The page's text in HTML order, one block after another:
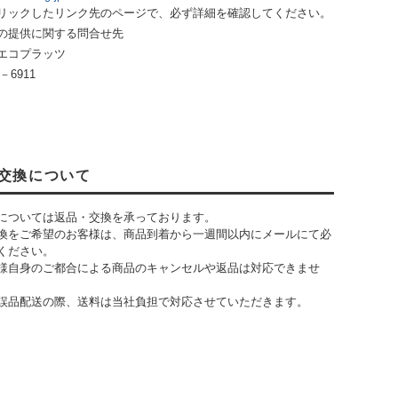
ックしたリンク先のページで、必ず詳細を確認してください。
提供に関する問合せ先
コプラッツ
6911
換について
ついては返品・交換を承っております。
をご希望のお客様は、商品到着から一週間以内にメールにて必
ださい。
自身のご都合による商品のキャンセルや返品は対応できませ
品配送の際、送料は当社負担で対応させていただきます。